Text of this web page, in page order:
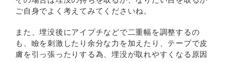
ご自身でよく考えてみてくださいね。
また、埋没後にアイプチなどで二重幅を調整するの
も、瞼を刺激したり余分な力を加えたり、テープで皮
膚を引っ張ったりする為、埋没が取れやすくなる原因